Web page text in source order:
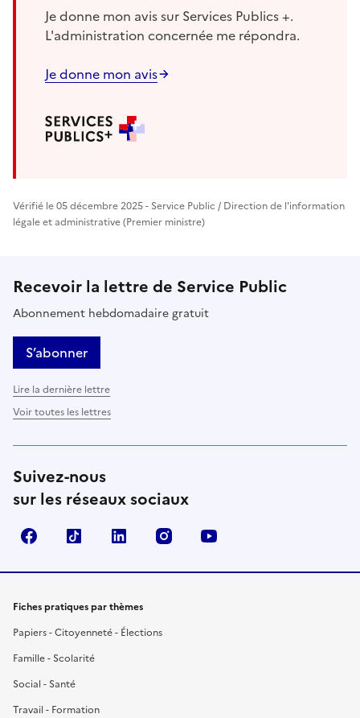
Je donne mon avis sur Services Publics +.
L'administration concernée me répondra.
Je donne mon avis
Vérifié le 05 décembre 2025 - Service Public / Direction de l'information
légale et administrative (Premier ministre)
Recevoir la lettre de Service Public
Abonnement hebdomadaire gratuit
S’abonner
Lire la dernière lettre
Voir toutes les lettres
Suivez-nous
sur les réseaux sociaux
FacebookTikTok LinkedIn Instagram
Fiches pratiques par thèmes
Papiers - Citoyenneté - Élections
Famille - Scolarité
Social - Santé
Travail - Formation